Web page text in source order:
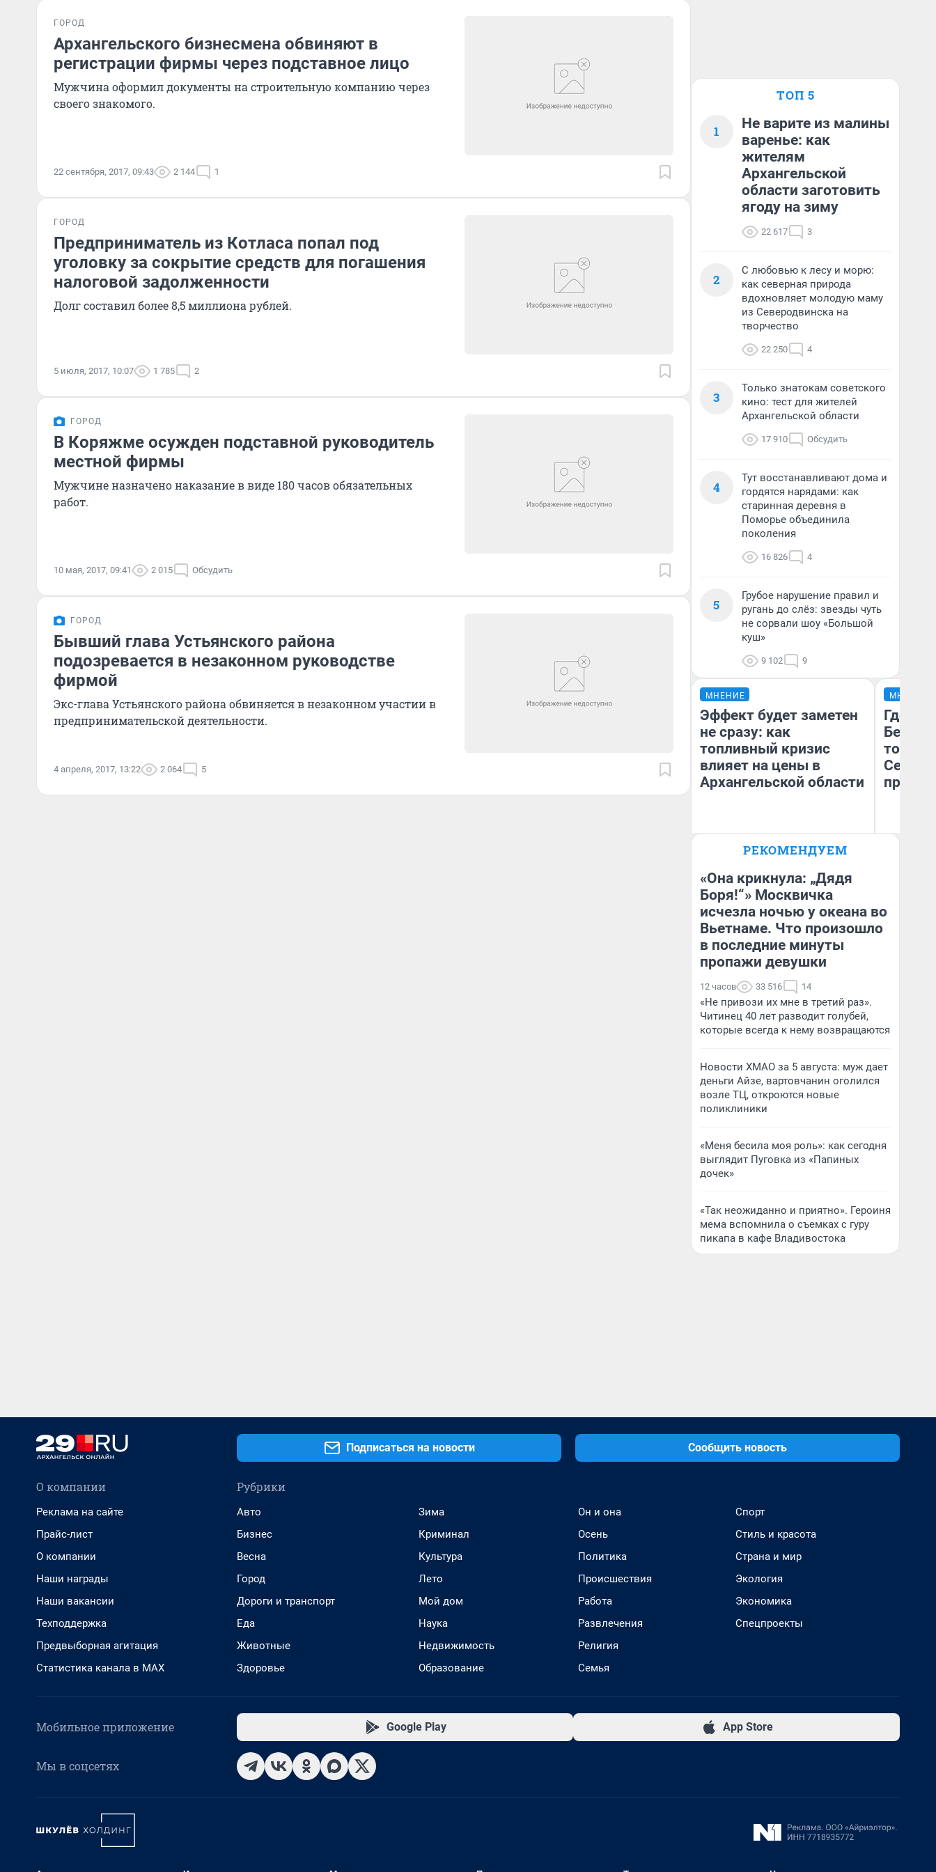
ГОРОД
Архангельского бизнесмена обвиняют в
регистрации фирмы через подставное лицо
Мужчина оформил документы на строительную компанию через
своего знакомого.
22 сентября, 2017, 09:43 2 144 1
ГОРОД
Предприниматель из Котласа попал под
уголовку за сокрытие средств для погашения
налоговой задолженности
Долг составил более 8,5 миллиона рублей.
5 июля, 2017, 10:07 1 785 2
ГОРОД
В Коряжме осужден подставной руководитель
местной фирмы
Мужчине назначено наказание в виде 180 часов обязательных
работ.
10 мая, 2017, 09:41 2 015 Обсудить
ГОРОД
Бывший глава Устьянского района
подозревается в незаконном руководстве
фирмой
Экс-глава Устьянского района обвиняется в незаконном участии в
предпринимательской деятельности.
4 апреля, 2017, 13:22 2 064 5
ТОП 5
1
Не варите из малины
варенье: как
жителям
Архангельской
области заготовить
ягоду на зиму
22 617 3
2
С любовью к лесу и морю:
как северная природа
вдохновляет молодую маму
из Северодвинска на
творчество
22 250 4
3
Только знатокам советского
кино: тест для жителей
Архангельской области
17 910 Обсудить
4
Тут восстанавливают дома и
гордятся нарядами: как
старинная деревня в
Поморье объединила
поколения
16 826 4
5
Грубое нарушение правил и
ругань до слёз: звезды чуть
не сорвали шоу «Большой
куш»
9 102 9
МНЕНИЕ
Эффект будет заметен
не сразу: как
топливный кризис
влияет на цены в
Архангельской области
Дмитрий Алексеев
МНЕНИЕ
Где
Белом
точки
РЕКОМЕНДУЕМ
«Она крикнула: „Дядя
Боря!“» Москвичка
исчезла ночью у океана во
Вьетнаме. Что произошло
в последние минуты
пропажи девушки
12 часов 33 516 14
«Не привози их мне в третий раз».
Читинец 40 лет разводит голубей,
которые всегда к нему возвращаются
Новости ХМАО за 5 августа: муж дает
деньги Айзе, вартовчанин оголился
возле ТЦ, откроются новые
поликлиники
«Меня бесила моя роль»: как сегодня
выглядит Пуговка из «Папиных
дочек»
«Так неожиданно и приятно». Героиня
мема вспомнила о съемках с гуру
пикапа в кафе Владивостока
Подписаться на новости Сообщить новость
О компании
Реклама на сайте
Прайс-лист
О компании
Наши награды
Наши вакансии
Техподдержка
Предвыборная агитация
Статистика канала в MAX
Рубрики
Авто
Бизнес
Весна
Город
Дороги и транспорт
Еда
Животные
Здоровье
Зима
Криминал
Культура
Лето
Мой дом
Наука
Недвижимость
Образование
Он и она
Осень
Политика
Происшествия
Работа
Развлечения
Религия
Семья
Спорт
Стиль и красота
Страна и мир
Экология
Экономика
Спецпроекты
Мобильное приложение Google Play App Store
Мы в соцсетях